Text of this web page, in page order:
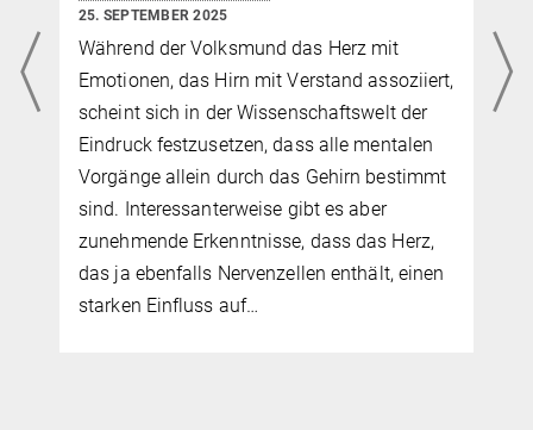
Isolation
22. SEPTEMBER 2025
In einer aktuellen Studie im European
Journal of Epidemiology zeigen Laurenz
Lammer und Veronica Witte vom Max-
Planck-Institut für Kognitions- und
Neurowissenschaften in Leipzig, dass
gängige Strategieansätze für die öffentliche
Gesundheit, die sich auf besonders isolierte
Menschen beschränken, womöglich einen